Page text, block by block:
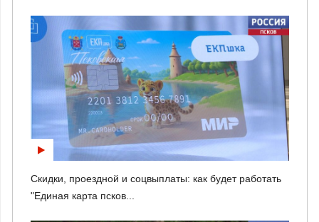
Скидки, проездной и соцвыплаты: как будет работать
"Единая карта псков...